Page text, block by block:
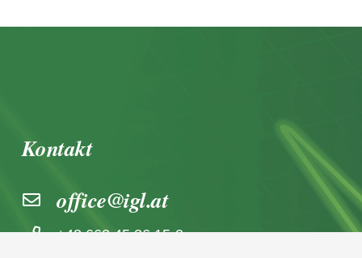
Kontakt
office@igl.at
+43 662 45 36 15-0